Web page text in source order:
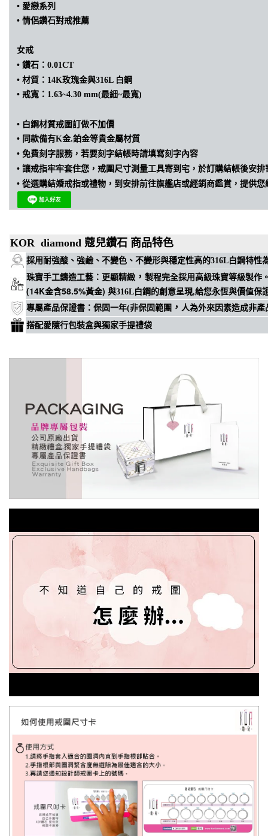
• 愛戀系列
•情侶鑽石對戒推薦
女戒
•鑽石：0.01CT
•材質：14K玫瑰金與316L 白鋼
•戒寬：1.63~4.30 mm(最細~最寬)
• 白鋼材質戒圍訂做不加價
• 同款備有K金.鉑金等貴金屬材質
• 免費刻字服務，若要刻字結帳時請填寫刻字內容
•讓戒指牢牢套住您，戒圍尺寸測量工具寄到宅，於訂購結帳後安排
•從選購結婚戒指或禮物，到安排前往旗艦店或經銷商鑑賞，提供
KOR diamond 蔻兒鑽石 商品特色
採用耐強酸、強鹼、不變色、不變形與穩定性高的316L白鋼特性
珠寶手工鑄造工藝 ： 更顯精緻 ， 製程完全採用高級珠寶等級製作
(14K金含58.5%黃金) 與316L白鋼的創意呈現,給您永恆與價值保
專屬產品保證書 ： 保固一年(非保固範圍 ， 人為外來因素造成非產
搭配愛隨行包裝盒與獨家手提禮袋